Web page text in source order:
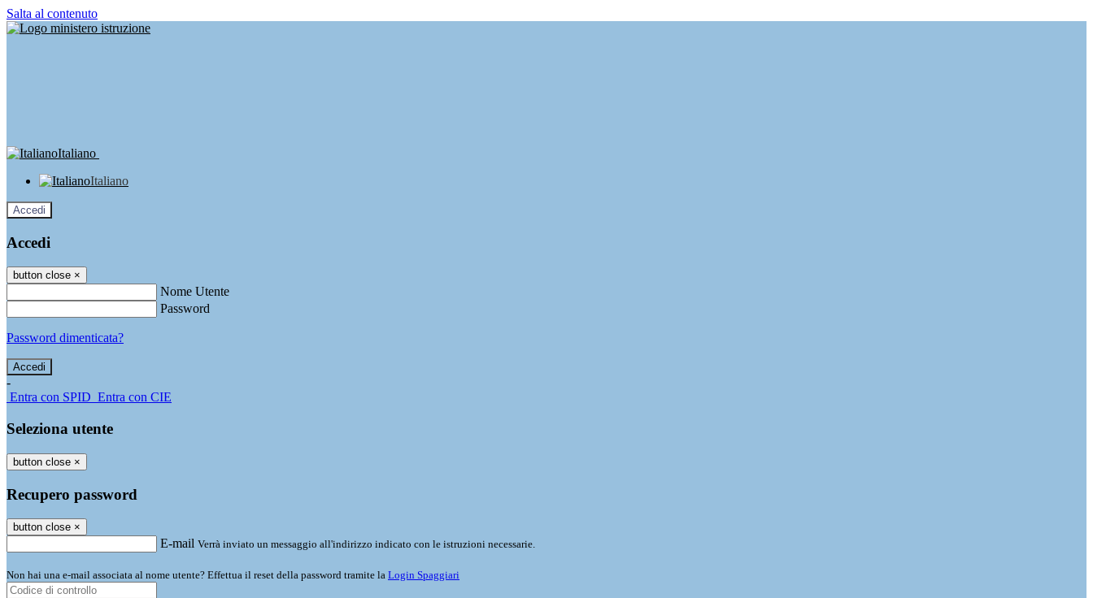
Salta al contenuto
Italiano
Italiano
Accedi
Accedi
button close ×
Nome Utente
Password
Password dimenticata?
-
Entra con SPID Entra con CIE
Seleziona utente
button close ×
Recupero password
button close ×
E-mail Verrà inviato un messaggio all'indirizzo indicato con le istruzioni necessarie.
Non hai una e-mail associata al nome utente? Effettua il reset della password tramite la Login Spaggiari